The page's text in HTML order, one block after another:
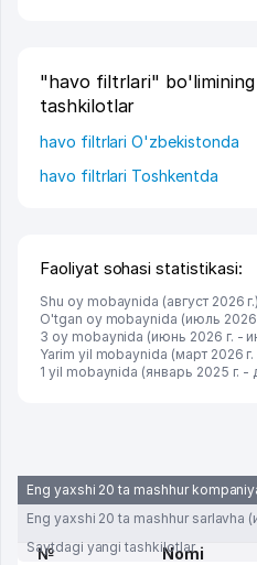
"havo filtrlari" bo'limining
tashkilotlar
havo filtrlari O'zbekistonda
havo filtrlari Toshkentda
Faoliyat sohasi statistikasi:
Shu oy mobaynida (август 2026
O'tgan oy mobaynida (июль 2026
3 oy mobaynida (июнь 2026 г. -
Yarim yil mobaynida (март 2026
1 yil mobaynida (январь 2025 г. -
Eng yaxshi 20 ta mashhur
Eng yaxshi 20 ta mashhur sarlavha
Saytdagi yangi tashkilotlar
№
Nomi